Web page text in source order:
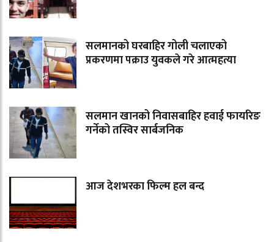
सलमानको घरबाहिर गोली चलाएको
प्रकरणमा पक्राउ युवकले गरे आत्महत्या
सलमान खानको निवासबाहिर हवाई फायरिङ
गर्नेको तस्विर सार्बजनिक
आज देशभरका फिल्म हल बन्द